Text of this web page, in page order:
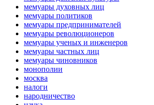
мемуары духовных лиц
мемуары политиков
мемуары предпринимателей
мемуары революционеров
мемуары ученых и инженеров
мемуары частных лиц
мемуары чиновников
монополии
москва
налоги
народничество